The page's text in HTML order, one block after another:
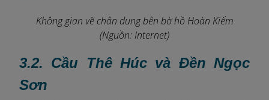
Không gian vẽ chân dung bên bờ hồ Hoàn Kiếm
(Nguồn: Internet)
3.2. Cầu Thê Húc và Đền Ngọc
Sơn